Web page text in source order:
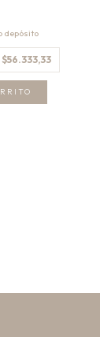
$56.333,33